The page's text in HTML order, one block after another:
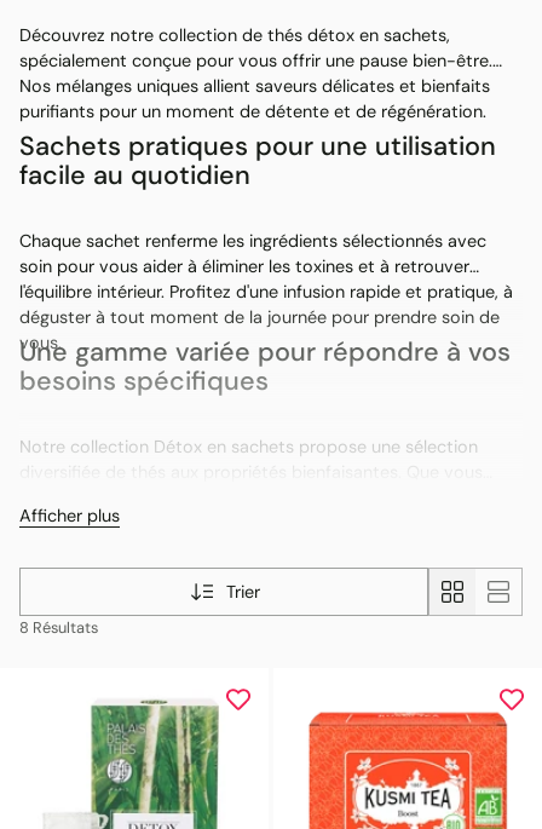
Découvrez notre collection de thés détox en sachets,
spécialement conçue pour vous offrir une pause bien-être.
Nos mélanges uniques allient saveurs délicates et bienfaits
purifiants pour un moment de détente et de régénération.
Sachets pratiques pour une utilisation
facile au quotidien
Chaque sachet renferme les ingrédients sélectionnés avec
soin pour vous aider à éliminer les toxines et à retrouver
l'équilibre intérieur. Profitez d'une infusion rapide et pratique, à
déguster à tout moment de la journée pour prendre soin de
vous.
Une gamme variée pour répondre à vos
besoins spécifiques
Notre collection Détox en sachets propose une sélection
immunitaire ou simplement vous relaxer, vous trouverez le thé
Afficher plus
Trier
8 Résultats